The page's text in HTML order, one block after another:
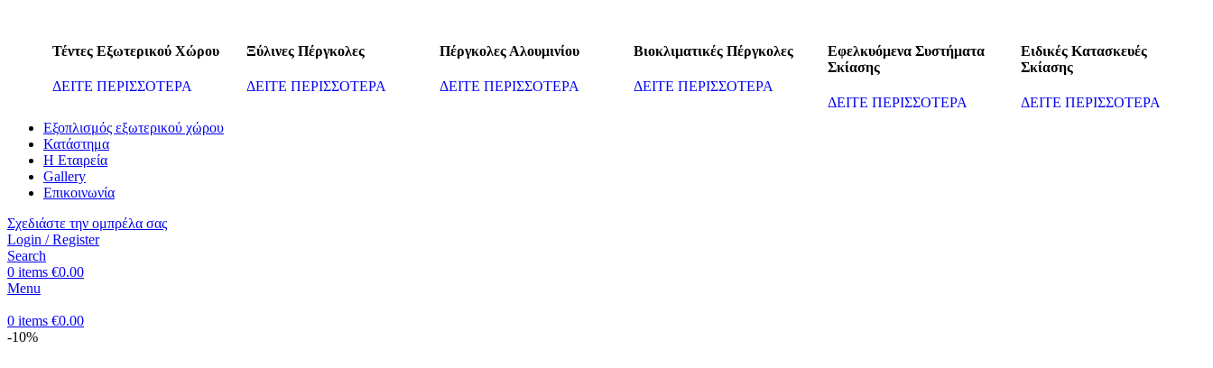
Τέντες Εξωτερικού Χώρου
ΔΕΙΤΕ ΠΕΡΙΣΣΟΤΕΡΑ
Ξύλινες Πέργκολες
ΔΕΙΤΕ ΠΕΡΙΣΣΟΤΕΡΑ
Πέργκολες Αλουμινίου
ΔΕΙΤΕ ΠΕΡΙΣΣΟΤΕΡΑ
Βιοκλιματικές Πέργκολες
ΔΕΙΤΕ ΠΕΡΙΣΣΟΤΕΡΑ
Εφελκυόμενα Συστήματα
Σκίασης
ΔΕΙΤΕ ΠΕΡΙΣΣΟΤΕΡΑ
Ειδικές Κατασκευές
Σκίασης
ΔΕΙΤΕ ΠΕΡΙΣΣΟΤΕΡΑ
Εξοπλισμός εξωτερικού χώρου
Κατάστημα
Η Εταιρεία
Gallery
Επικοινωνία
Σχεδιάστε την ομπρέλα σας
Login / Register
Search
0 items €0.00
Menu
0 items €0.00
-10%